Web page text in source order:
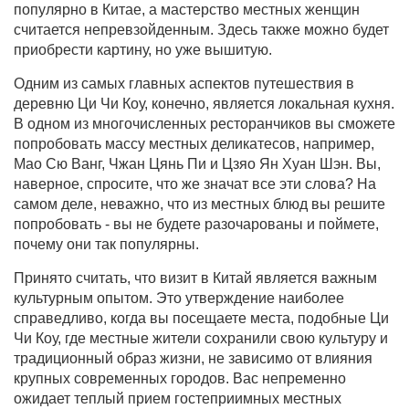
популярно в Китае, а мастерство местных женщин
считается непревзойденным. Здесь также можно будет
приобрести картину, но уже вышитую.
Одним из самых главных аспектов путешествия в
деревню Ци Чи Коу, конечно, является локальная кухня.
В одном из многочисленных ресторанчиков вы сможете
попробовать массу местных деликатесов, например,
Мао Сю Ванг, Чжан Цянь Пи и Цзяо Ян Хуан Шэн. Вы,
наверное, спросите, что же значат все эти слова? На
самом деле, неважно, что из местных блюд вы решите
попробовать - вы не будете разочарованы и поймете,
почему они так популярны.
Принято считать, что визит в Китай является важным
культурным опытом. Это утверждение наиболее
справедливо, когда вы посещаете места, подобные Ци
Чи Коу, где местные жители сохранили свою культуру и
традиционный образ жизни, не зависимо от влияния
крупных современных городов. Вас непременно
ожидает теплый прием гостеприимных местных